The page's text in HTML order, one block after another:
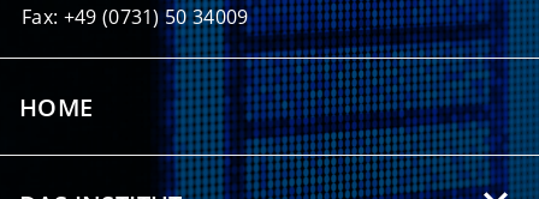
Fax: +49 (0731) 50 34009
HOME